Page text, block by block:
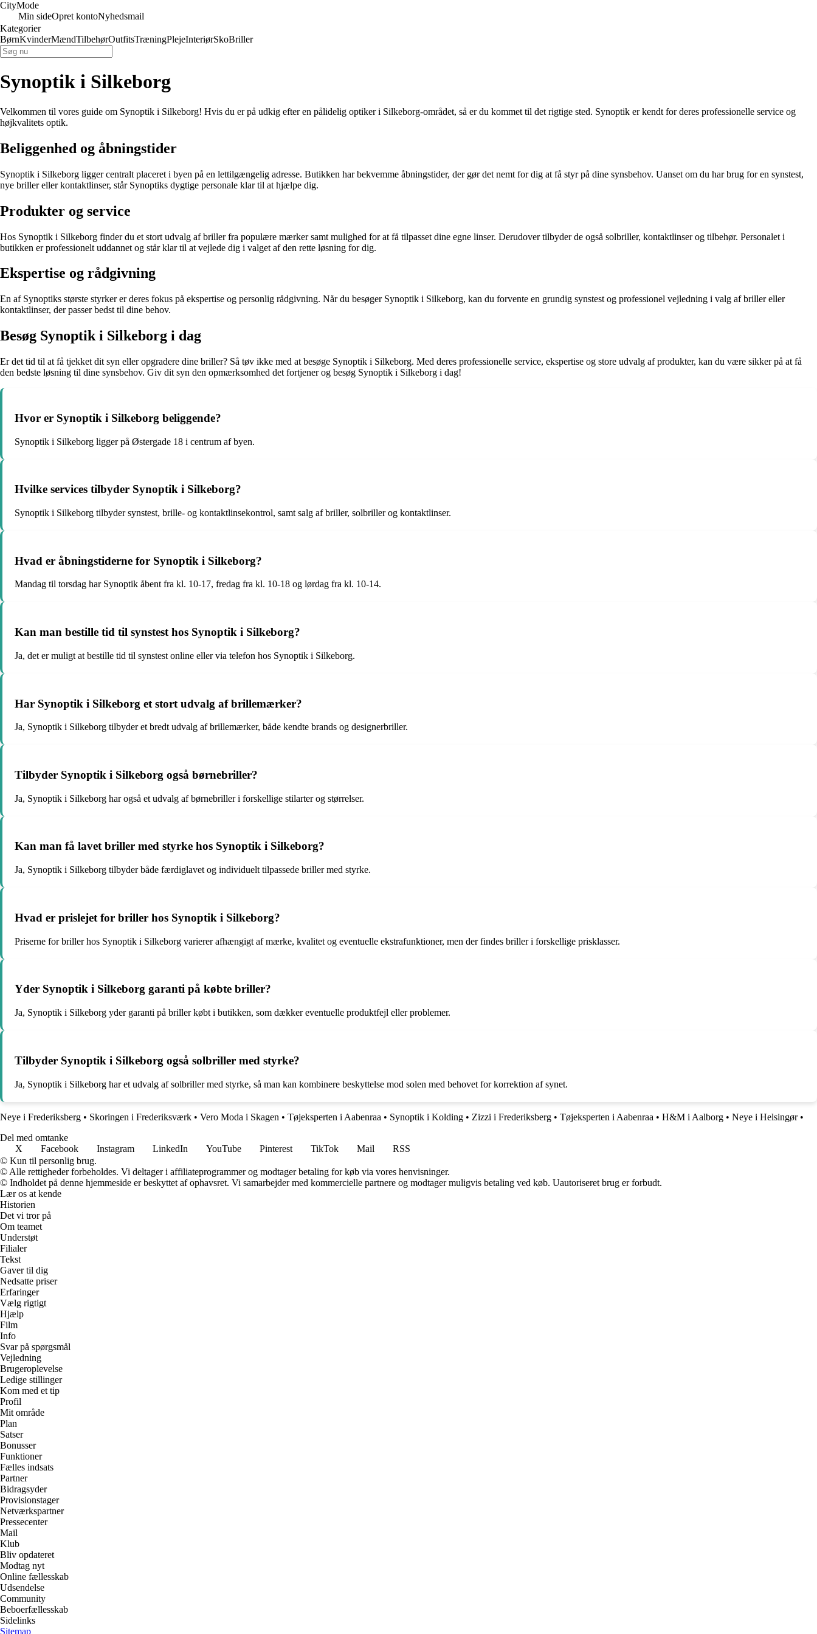
CityMode
Min sideOpret kontoNyhedsmail
Kategorier
BørnKvinderMændTilbehørOutfitsTræningPlejeInteriørSkoBriller
Synoptik i Silkeborg
Velkommen til vores guide om Synoptik i Silkeborg! Hvis du er på udkig efter en pålidelig optiker i Silkeborg-området, så er du kommet til det rigtige sted. Synoptik er kendt for deres professionelle service og
højkvalitets optik.
Beliggenhed og åbningstider
Synoptik i Silkeborg ligger centralt placeret i byen på en lettilgængelig adresse. Butikken har bekvemme åbningstider, der gør det nemt for dig at få styr på dine synsbehov. Uanset om du har brug for en synstest,
nye briller eller kontaktlinser, står Synoptiks dygtige personale klar til at hjælpe dig.
Produkter og service
Hos Synoptik i Silkeborg finder du et stort udvalg af briller fra populære mærker samt mulighed for at få tilpasset dine egne linser. Derudover tilbyder de også solbriller, kontaktlinser og tilbehør. Personalet i
butikken er professionelt uddannet og står klar til at vejlede dig i valget af den rette løsning for dig.
Ekspertise og rådgivning
En af Synoptiks største styrker er deres fokus på ekspertise og personlig rådgivning. Når du besøger Synoptik i Silkeborg, kan du forvente en grundig synstest og professionel vejledning i valg af briller eller
kontaktlinser, der passer bedst til dine behov.
Besøg Synoptik i Silkeborg i dag
Er det tid til at få tjekket dit syn eller opgradere dine briller? Så tøv ikke med at besøge Synoptik i Silkeborg. Med deres professionelle service, ekspertise og store udvalg af produkter, kan du være sikker på at få
den bedste løsning til dine synsbehov. Giv dit syn den opmærksomhed det fortjener og besøg Synoptik i Silkeborg i dag!
Hvor er Synoptik i Silkeborg beliggende?
Synoptik i Silkeborg ligger på Østergade 18 i centrum af byen.
Hvilke services tilbyder Synoptik i Silkeborg?
Synoptik i Silkeborg tilbyder synstest, brille- og kontaktlinsekontrol, samt salg af briller, solbriller og kontaktlinser.
Hvad er åbningstiderne for Synoptik i Silkeborg?
Mandag til torsdag har Synoptik åbent fra kl. 10-17, fredag fra kl. 10-18 og lørdag fra kl. 10-14.
Kan man bestille tid til synstest hos Synoptik i Silkeborg?
Ja, det er muligt at bestille tid til synstest online eller via telefon hos Synoptik i Silkeborg.
Har Synoptik i Silkeborg et stort udvalg af brillemærker?
Ja, Synoptik i Silkeborg tilbyder et bredt udvalg af brillemærker, både kendte brands og designerbriller.
Tilbyder Synoptik i Silkeborg også børnebriller?
Ja, Synoptik i Silkeborg har også et udvalg af børnebriller i forskellige stilarter og størrelser.
Kan man få lavet briller med styrke hos Synoptik i Silkeborg?
Ja, Synoptik i Silkeborg tilbyder både færdiglavet og individuelt tilpassede briller med styrke.
Hvad er prislejet for briller hos Synoptik i Silkeborg?
Priserne for briller hos Synoptik i Silkeborg varierer afhængigt af mærke, kvalitet og eventuelle ekstrafunktioner, men der findes briller i forskellige prisklasser.
Yder Synoptik i Silkeborg garanti på købte briller?
Ja, Synoptik i Silkeborg yder garanti på briller købt i butikken, som dækker eventuelle produktfejl eller problemer.
Tilbyder Synoptik i Silkeborg også solbriller med styrke?
Ja, Synoptik i Silkeborg har et udvalg af solbriller med styrke, så man kan kombinere beskyttelse mod solen med behovet for korrektion af synet.
Neye i Frederiksberg • Skoringen i Frederiksværk • Vero Moda i Skagen • Tøjeksperten i Aabenraa • Synoptik i Kolding • Zizzi i Frederiksberg • Tøjeksperten i Aabenraa • H&M i Aalborg • Neye i Helsingør•
Del med omtanke
X
Facebook Instagram LinkedIn YouTube Pinterest TikTok Mail
RSS
© Kun til personlig brug.
© Alle rettigheder forbeholdes. Vi deltager i affiliateprogrammer og modtager betaling for køb via vores henvisninger.
© Indholdet på denne hjemmeside er beskyttet af ophavsret. Vi samarbejder med kommercielle partnere og modtager muligvis betaling ved køb. Uautoriseret brug er forbudt.
Lær os at kende
Historien
Det vi tror på
Om teamet
Understøt
Filialer
Tekst
Gaver til dig
Nedsatte priser
Erfaringer
Vælg rigtigt
Hjælp
Film
Info
Svar på spørgsmål
Vejledning
Brugeroplevelse
Ledige stillinger
Kom med et tip
Profil
Mit område
Plan
Satser
Bonusser
Funktioner
Fælles indsats
Partner
Bidragsyder
Provisionstager
Netværkspartner
Pressecenter
Mail
Klub
Bliv opdateret
Modtag nyt
Online fællesskab
Udsendelse
Community
Beboerfællesskab
Sidelinks
Sitemap